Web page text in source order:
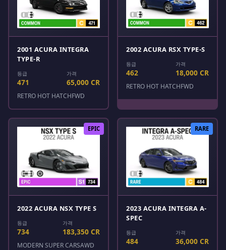
2001 ACURA INTEGRA
TYPE-R
등급
471
가격
65,000 CR
RETRO HOT HATCHFWD
2002 ACURA RSX TYPE-S
등급
462
가격
18,000 CR
RETRO HOT HATCHFWD
EPIC
2022 ACURA NSX TYPE S
등급
734
가격
183,350 CR
MODERN SUPER CARSAWD
RARE
2023 ACURA INTEGRA A-
SPEC
등급
484
가격
36,000 CR